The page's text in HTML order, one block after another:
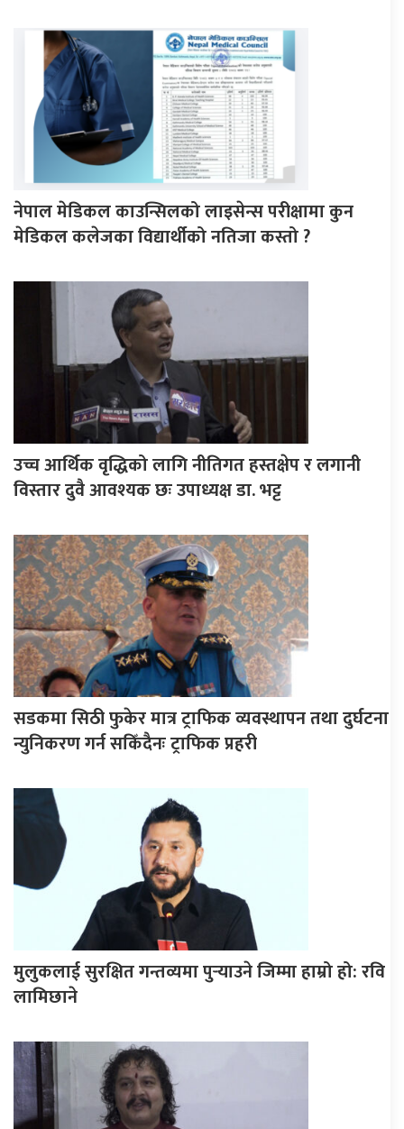
नेपाल मेडिकल काउन्सिलको लाइसेन्स परीक्षामा कुन
मेडिकल कलेजका विद्यार्थीको नतिजा कस्तो ?
उच्च आर्थिक वृद्धिको लागि नीतिगत हस्तक्षेप र लगानी
विस्तार दुवै आवश्यक छः उपाध्यक्ष डा. भट्ट
सडकमा सिठी फुकेर मात्र ट्राफिक व्यवस्थापन तथा दुर्घटना
न्युनिकरण गर्न सकिँदैनः ट्राफिक प्रहरी
मुलुकलाई सुरक्षित गन्तव्यमा पुर्‍याउने जिम्मा हाम्रो हो: रवि
लामिछाने